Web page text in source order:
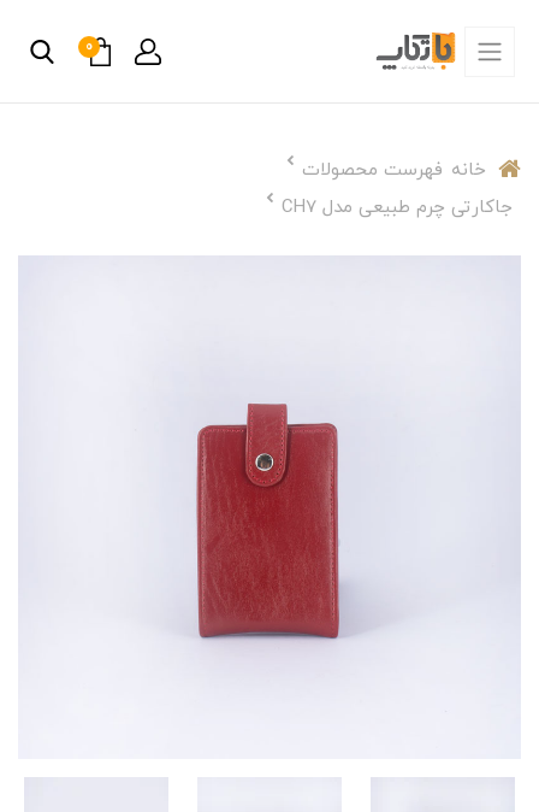
0
خانه فهرست محصولات
جاکارتی چرم طبیعی مدل CH7